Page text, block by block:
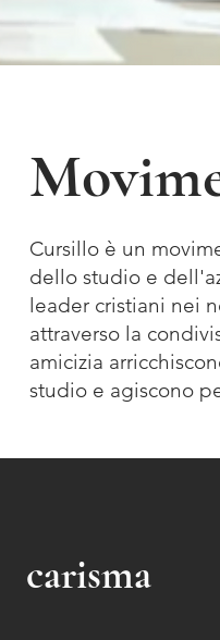
Cursillo è un
dello studio e
leader cristiani nei
attraverso la
amicizia
studio e agiscono
carisma